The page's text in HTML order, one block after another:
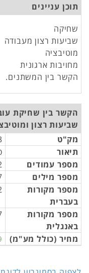
תוכן עניינים
שחיקה
שביעות רצון מעבודה
מוטיבציה
מחויבות ארגונית
הקשר בין המשתנים.
הקשר בין שחיקת
שביעות רצון
מק"ט
תיאור
מספר עמודים
מספר מילים
מספר מקורות
בעברית
מספר מקורות
באנגלית
מחיר (כולל מע"מ)